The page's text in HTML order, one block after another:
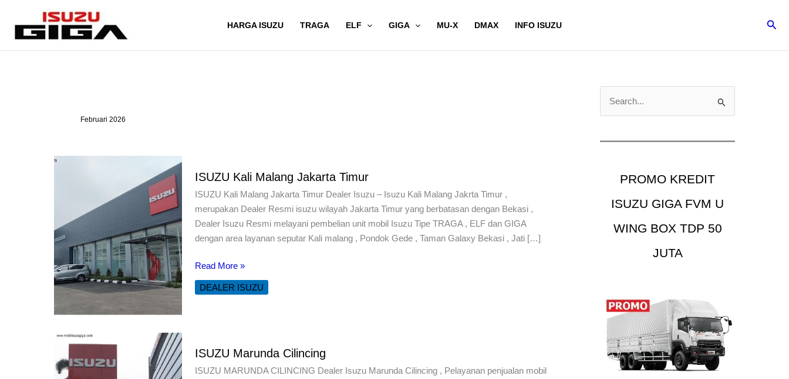
konten
HARGA ISUZU TRAGA ELF GIGA MU-X DMAX INFO ISUZU Cari
Februari 2026
ISUZU Kali Malang Jakarta Timur
ISUZU Kali Malang Jakarta Timur Dealer Isuzu – Isuzu Kali Malang Jakrta Timur ,
merupakan Dealer Resmi isuzu wilayah Jakarta Timur yang berbatasan dengan Bekasi ,
Dealer Isuzu Resmi melayani pembelian unit mobil Isuzu Tipe TRAGA , ELF dan GIGA
dengan area layanan seputar Kali malang , Pondok Gede , Taman Galaxy Bekasi , Jati […]
ISUZU
Kali
Malang
Read More »
DEALER ISUZU
ISUZU Marunda Cilincing
ISUZU MARUNDA CILINCING Dealer Isuzu Marunda Cilincing , Pelayanan penjualan mobil
PROMO KREDIT
ISUZU GIGA FVM U
WING BOX TDP 50
JUTA